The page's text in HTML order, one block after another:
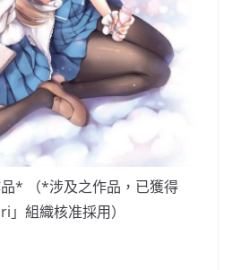
品* （*涉及之作品，已獲得
」組織核准採用）